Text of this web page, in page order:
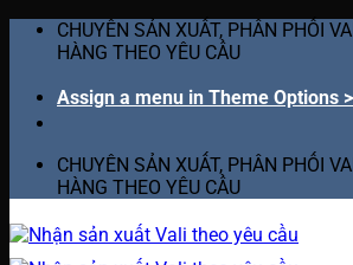
Skip
CHUYÊN SẢN XUẤT, PHÂN PHỐI
HÀNG THEO YÊU CẦU
Assign a menu in Theme Options
CHUYÊN SẢN XUẤT, PHÂN PHỐI
HÀNG THEO YÊU CẦU